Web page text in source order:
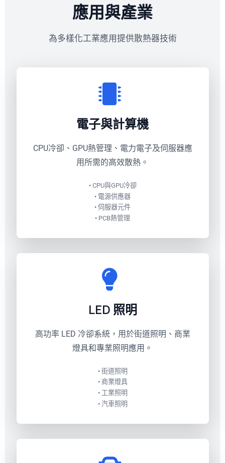
應用與產業
為多樣化工業應用提供散熱器技術
電子與計算機
CPU冷卻、GPU熱管理、電力電子及伺服器應
用所需的高效散熱。
• CPU與GPU冷卻
• 電源供應器
• 伺服器元件
• PCB熱管理
LED 照明
高功率 LED 冷卻系統，用於街道照明、商業
燈具和專業照明應用。
• 街道照明
• 商業燈具
• 工業照明
• 汽車照明